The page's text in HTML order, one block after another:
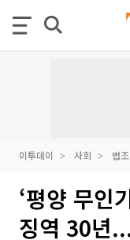
이투데이 사회 법조
‘평양 무인
징역 30년